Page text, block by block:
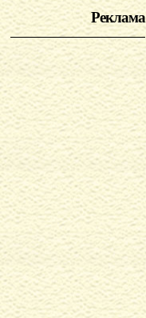
Реклама